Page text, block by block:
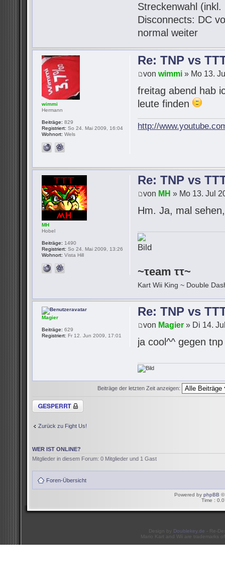
Streckenwahl
Disconnects: DC
normal weiter
Re: TNP vs
vonwimmi » Mo 13.
freitag abend hab
leute finden
http://
wimmi
Hermann
Beiträge: 829
Registriert: So 24. Mai 2009, 16:04
Wohnort: Wels
Re: TNP vs
von MH » Mo 13. Jul
Hm. Ja, mal
~τeam ττ~
Kart Wii King ~ Double
MH
Hobel
Beiträge: 1490
Registriert: So 24. Mai 2009, 13:26
Wohnort: Vista Hill
Re: TNP vs
von Magier » Di 14.
ja cool^^ gegen
Magier
Beiträge: 629
Registriert: Fr 12. Jun 2009, 17:01
Beiträge der letzten Zeit anzeigen:
Thema gesperrt
Zurück zu Fight Us!
WER IST ONLINE?
Mitglieder in diesem Forum: 0 Mitglieder und 1 Gast
Foren-Übersicht
Powered by phpBB ©
Time :
Design by Doublekey.de - Re-
Mario Kart and Wii are trademarks